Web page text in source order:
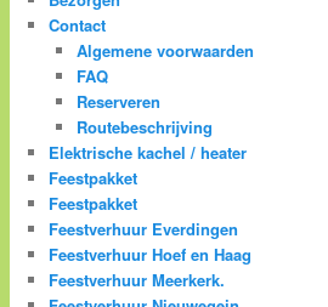
Contact
Algemene voorwaarden
FAQ
Reserveren
Routebeschrijving
Elektrische kachel / heater
Feestpakket
Feestpakket
Feestverhuur Everdingen
Feestverhuur Hoef en Haag
Feestverhuur Meerkerk.